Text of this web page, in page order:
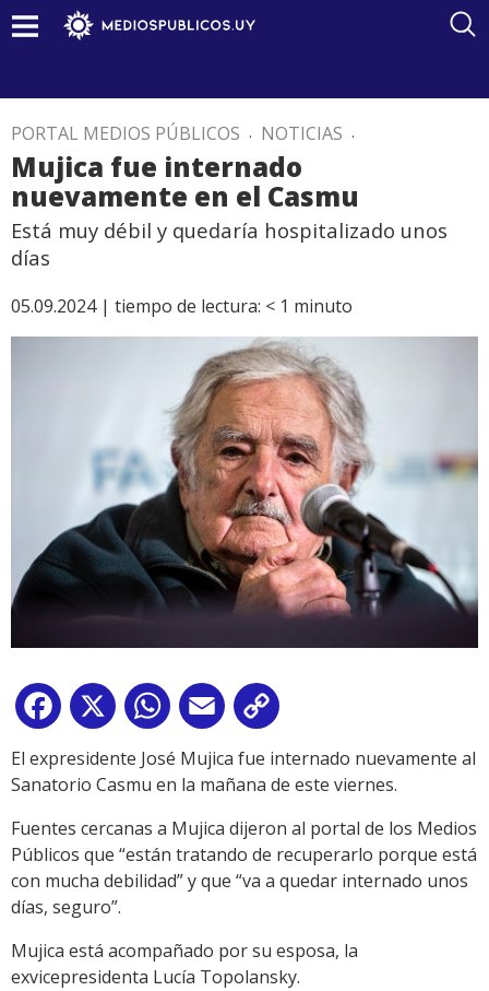
PORTAL MEDIOS PÚBLICOS . NOTICIAS .
Mujica fue internado
nuevamente en el Casmu
Está muy débil y quedaría hospitalizado unos
días
05.09.2024 | tiempo de lectura: < 1 minuto
Facebook
X WhatsApp
Email
Link
El expresidente José Mujica fue internado nuevamente al
Sanatorio Casmu en la mañana de este viernes.
Fuentes cercanas a Mujica dijeron al portal de los Medios
Públicos que “están tratando de recuperarlo porque está
con mucha debilidad” y que “va a quedar internado unos
días, seguro”.
Mujica está acompañado por su esposa, la
exvicepresidenta Lucía Topolansky.